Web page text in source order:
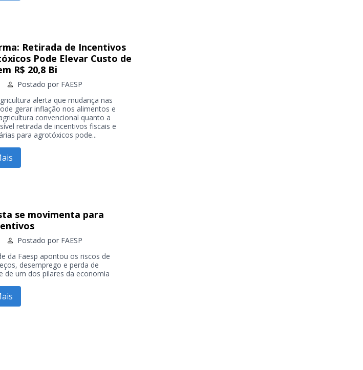
Retirada de Incentivos
Pode Elevar Custo de
R$ 20,8 Bi
Postado por FAESP
alerta que mudança nas
gerar inflação nos alimentos e
convencional quanto a
retirada de incentivos fiscais e
para agrotóxicos pode...
se movimenta para
Postado por FAESP
da Faesp apontou os riscos de
desemprego e perda de
de um dos pilares da economia